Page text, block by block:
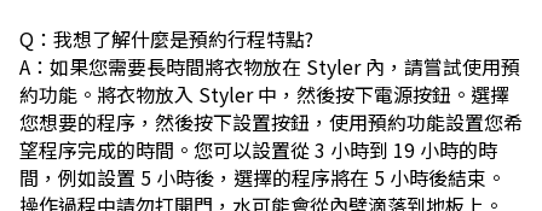
Q：我想了解什麼是預約行程特點?
A：如果您需要長時間將衣物放在 Styler 內，請嘗試使用預
約功能。將衣物放入 Styler 中，然後按下電源按鈕。選擇
您想要的程序，然後按下設置按鈕，使用預約功能設置您希
望程序完成的時間。您可以設置從 3 小時到 19 小時的時
間，例如設置 5 小時後，選擇的程序將在 5 小時後結束。